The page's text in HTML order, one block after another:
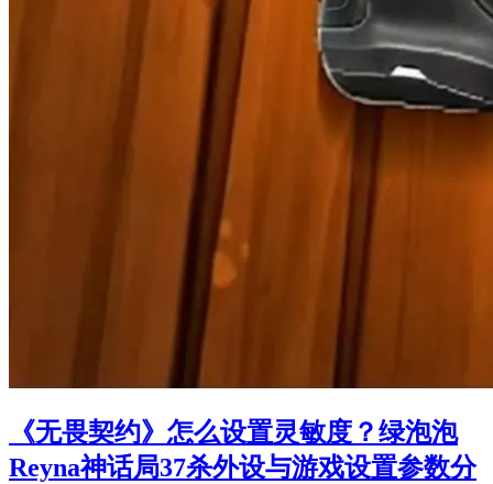
《无畏契约》怎么设置灵敏度？绿泡泡
Reyna神话局37杀外设与游戏设置参数分